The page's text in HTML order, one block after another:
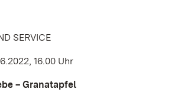
SERVICE
16.00 Uhr
– Granatapfel